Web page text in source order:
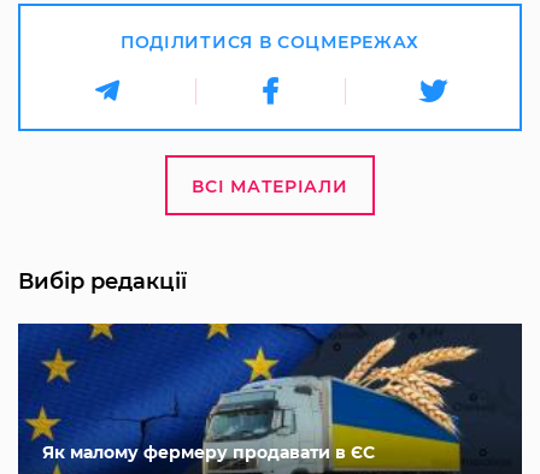
ПОДІЛИТИСЯ В СОЦМЕРЕЖАХ
ВСІ МАТЕРІАЛИ
Вибір редакції
Як малому фермеру продавати в ЄС